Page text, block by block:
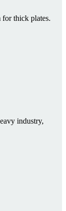
for thick plates.
industry,